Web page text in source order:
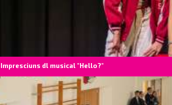
Impresciuns dl musical "Hello?"